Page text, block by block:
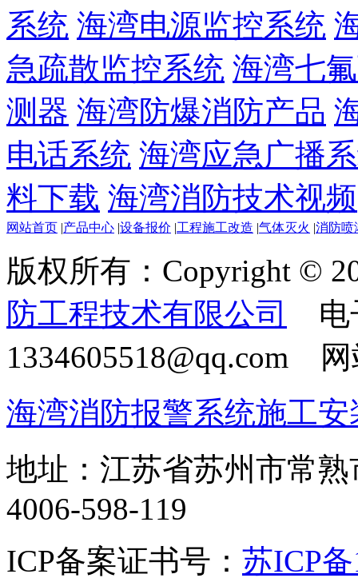
系统 海湾电源监控系统
急疏散监控系统 海湾七
测器 海湾防爆消防产品
电话系统 海湾应急广播
料下载 海湾消防技术视频
网站首页 |产品中心 |设备报价 |工程施工改造 |气体灭火 |消防喷
版权所有：Copyright ©
防工程技术有限公司
电
1334605518@qq.com
海湾消防报警系统施工
地址：江苏省苏州市常
4006-598-119
ICP备案证书号： 苏ICP